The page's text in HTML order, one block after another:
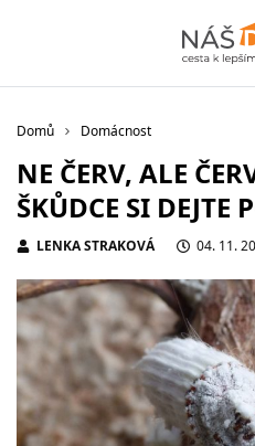
Domů Domácnost
NE ČERV, ALE
ŠKŮDCE SI DEJTE
LENKA STRAKOVÁ 04. 11.